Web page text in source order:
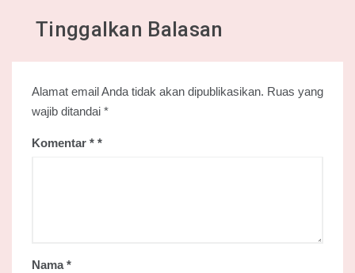
Tinggalkan Balasan
Alamat email Anda tidak akan dipublikasikan. Ruas yang
wajib ditandai *
Komentar *
Nama*